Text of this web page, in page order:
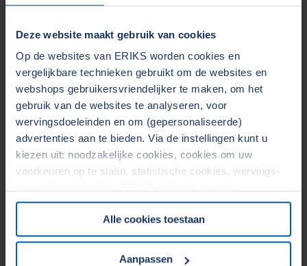
Deze website maakt gebruik van cookies
Op de websites van ERIKS worden cookies en
vergelijkbare technieken gebruikt om de websites en
webshops gebruikersvriendelijker te maken, om het
gebruik van de websites te analyseren, voor
wervingsdoeleinden en om (gepersonaliseerde)
advertenties aan te bieden. Via de instellingen kunt u
kiezen uit: noodzakelijke cookies, cookies om uw
voorkeuren op te slaan, statistische cookies, wervings-
persoonsgegevens met Derden. Door op de OK-knop te
klikken, gaat u akkoord met het gebruik van alle cookies
en geeft u toestemming voor de bijbehorende verwerking
van uw persoonsgegevens. Zie voor meer informatie
Alle cookies toestaan
Aanpassen
PVC-C
Nagechloreerd PVC materiaal heeft een vergelijkbare
chemische resistentie als PVC-U, maar is inzetbaar bij
hogere temperaturen.
Lees meer
Bekijk in webshop